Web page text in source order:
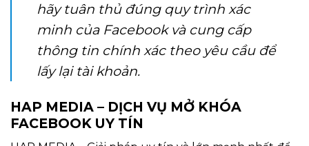
hãy tuân thủ đúng quy trình xác
minh của Facebook và cung cấp
thông tin chính xác theo yêu cầu để
lấy lại tài khoản.
HAP MEDIA – DỊCH VỤ MỞ KHÓA
FACEBOOK UY TÍN